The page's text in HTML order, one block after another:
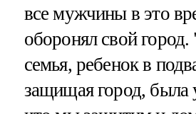
все мужчины в это
оборонял свой
семья, ребенок в
защищая город, была